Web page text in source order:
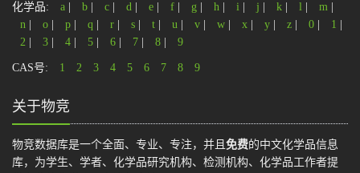
化学品: a b c d e f g h i j k l m
n
o p q r s t u v w x y z 0 1
2
3 4 5 6 7 8 9
CAS号: 1 2 3 4 5 6 7 8 9
关于物竞
物竞数据库是一个全面、专业、专注，并且 免费的中文化学品信息
库，为学生、学者、化学品研究机构、检测机构、化学品工作者提